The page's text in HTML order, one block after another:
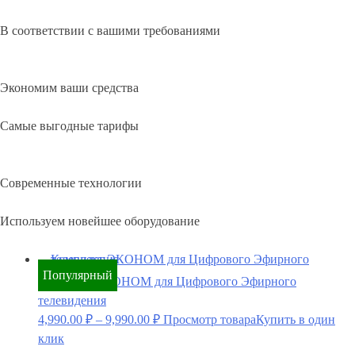
В соответствии с вашими требованиями
Экономим ваши средства
Самые выгодные тарифы
Современные технологии
Используем новейшее оборудование
Популярный
Комплект ЭКОНОМ для Цифрового Эфирного
телевидения
4,990.00 ₽ – 9,990.00 ₽ Просмотр товараКупить в один
клик